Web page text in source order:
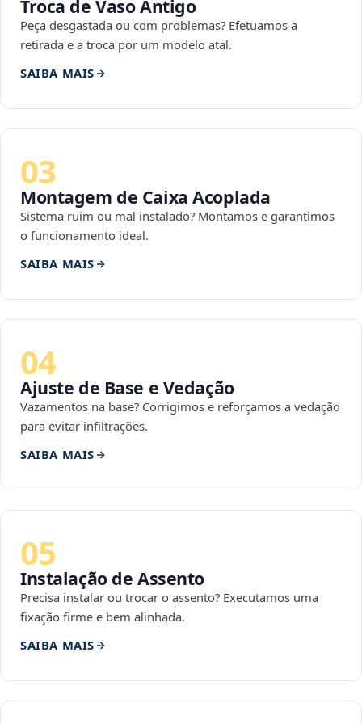
Troca de Vaso Antigo
Peça desgastada ou com problemas? Efetuamos a
retirada e a troca por um modelo atal.
SAIBA MAIS
03
Montagem de Caixa Acoplada
Sistema ruim ou mal instalado? Montamos e garantimos
o funcionamento ideal.
SAIBA MAIS
04
Ajuste de Base e Vedação
Vazamentos na base? Corrigimos e reforçamos a vedação
para evitar infiltrações.
SAIBA MAIS
05
Instalação de Assento
Precisa instalar ou trocar o assento? Executamos uma
fixação firme e bem alinhada.
SAIBA MAIS